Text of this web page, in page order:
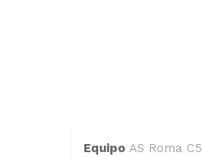
Equipo AS Roma C5